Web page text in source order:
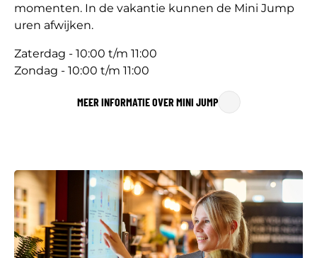
momenten. In de vakantie kunnen de Mini Jump
uren afwijken.
Zaterdag - 10:00 t/m 11:00
Zondag - 10:00 t/m 11:00
MEER INFORMATIE OVER MINI JUMP